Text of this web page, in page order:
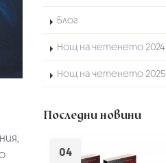
Блог
Нощ на четенето 2024
Нощ на четенето 2025
Последни новини
04